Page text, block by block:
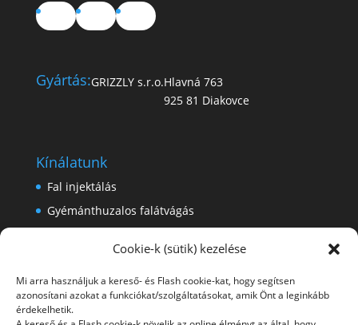
Cookie-k (sütik) kezelése
Mi arra használjuk a kereső- és Flash cookie-kat, hogy segítsen
azonosítani azokat a funkciókat/szolgáltatásokat, amik Önt a leginkább
érdekelhetik.
FacebookYouTubeTikTok
Gyártás:GRIZZLY s.r.o.Hlavná 763
925 81 Diakovce
Kínálatunk
Fal injektálás
Gyémánthuzalos falátvágás
Króm-nikkel acél lemezek besajtolása
További információk